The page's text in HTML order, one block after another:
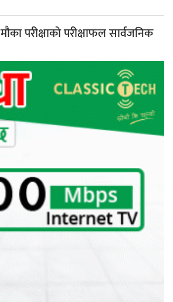
परीक्षाको परीक्षाफल सार्वजनिक